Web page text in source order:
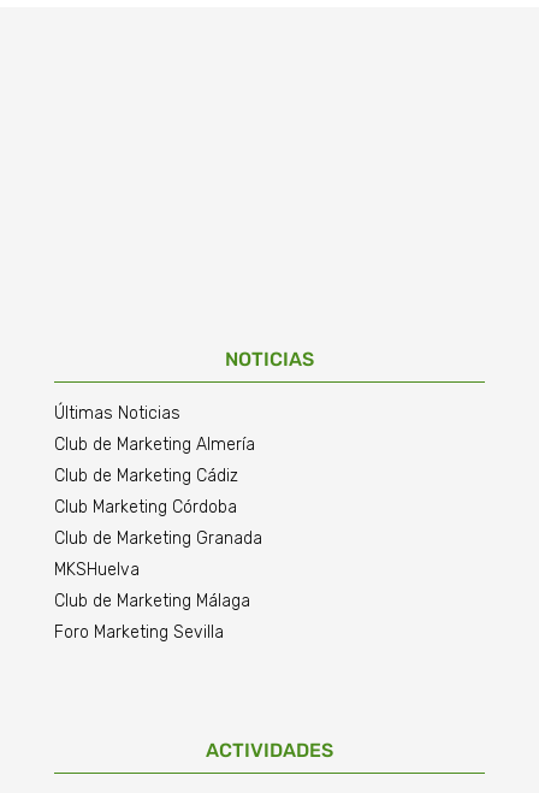
NOTICIAS
Últimas Noticias
Club de Marketing Almería
Club de Marketing Cádiz
Club Marketing Córdoba
Club de Marketing Granada
MKSHuelva
Club de Marketing Málaga
Foro Marketing Sevilla
ACTIVIDADES